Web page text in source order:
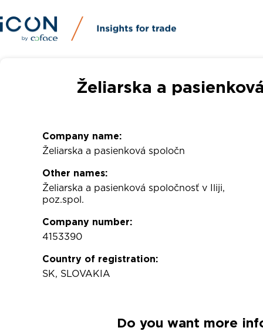
Želiarska a
Company name:
Želiarska a pasienková spoločn
Other names:
Želiarska a pasienková spoločnosť v Iliji,
poz.spol.
Company number:
4153390
Country of registration:
SK, SLOVAKIA
Do you want more